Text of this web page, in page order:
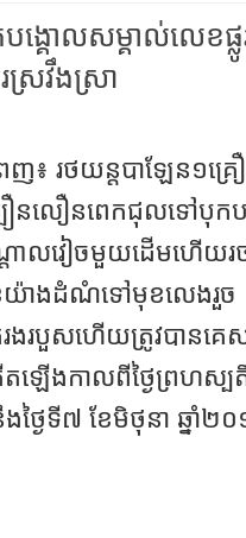
ង្គោលសម្គាល់លេខ
រវឹងស្រា
េញ៖ រថយន្តបាឡែន១គ្រ
នលឿនពេកជុលទៅបុកប
ាលវៀចមួយដើមហើយរថ
ាងដំណំទៅមុខលេងរួច
រងរបួសហើយត្រូវបានគេ
ើងកាលពីថ្ងៃព្រហស្បតិ៍
ងៃទី៧ ខែមិថុនា ឆ្នាំ២